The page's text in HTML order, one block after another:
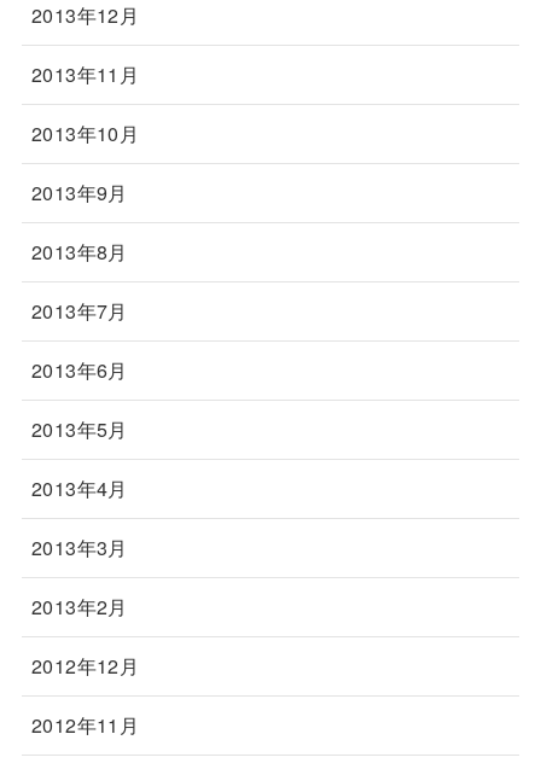
2013年12月
2013年11月
2013年10月
2013年9月
2013年8月
2013年7月
2013年6月
2013年5月
2013年4月
2013年3月
2013年2月
2012年12月
2012年11月